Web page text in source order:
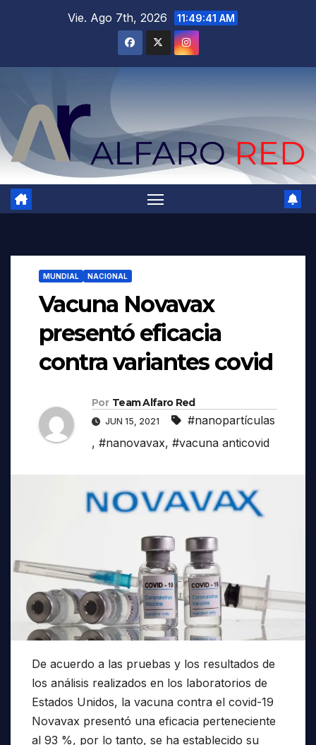
Vie. Ago 7th, 2026 11:49:43 AM
MUNDIAL NACIONAL
Vacuna Novavax
presentó eficacia
contra variantes covid
Por Team Alfaro Red
JUN 15, 2021
#nanopartículas
, #nanovavax, #vacuna anticovid
De acuerdo a las pruebas y los resultados de
los análisis realizados en los laboratorios de
Estados Unidos, la vacuna contra el covid-19
Novavax presentó una eficacia perteneciente
al 93 %, por lo tanto, se ha establecido su